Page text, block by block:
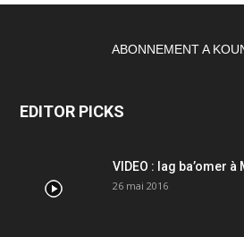
ABONNEMENT A
EDITOR PICKS
VIDEO : lag ba’omer
26 mai 2016